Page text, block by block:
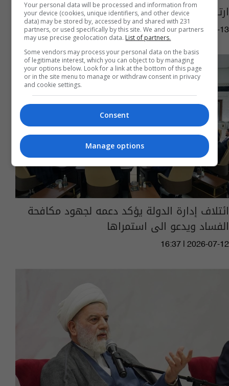
ارتكبا جرائم "إبادة" ضد الإيزيديات
05:26 | 2026-07-13
ائتلاف إدارة الدولة يؤكد دعمه لجهود مكافحة
الفساد ويدعو الى استمراها
16:37 | 2026-07-12
Your personal data will be processed and information from
your device (cookies, unique identifiers, and other device
data) may be stored by, accessed by and shared with 231
partners, or used specifically by this site. We and our partners
may use precise geolocation data. List of partners.
Some vendors may process your personal data on the basis
of legitimate interest, which you can object to by managing
your options below. Look for a link at the bottom of this page
or in the site menu to manage or withdraw consent in privacy
and cookie settings.
Consent
Manage options